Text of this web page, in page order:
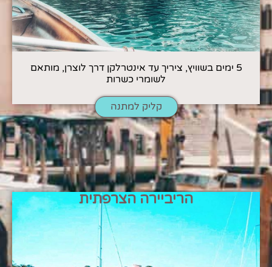
5 ימים בשוויץ, ציריך עד אינטרלקן דרך לוצרן, מותאם
לשומרי כשרות
קליק למתנה
הריביירה הצרפתית